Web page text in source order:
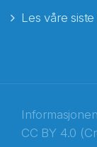
Les våre
CC BY 4.0